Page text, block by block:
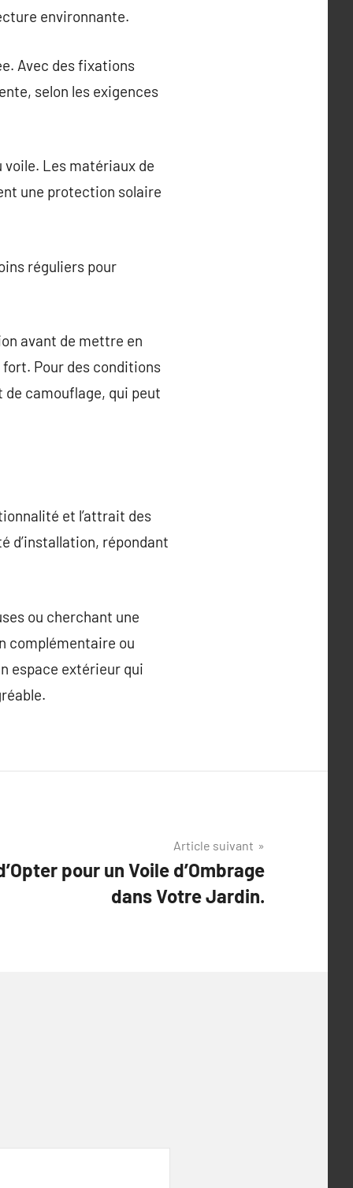
environnante.
Avec des fixations
selon les exigences
Les matériaux de
une protection solaire
réguliers pour
avant de mettre en
Pour des conditions
de camouflage, qui peut
et l’attrait des
d’installation, répondant
ou cherchant une
complémentaire ou
espace extérieur qui
Article suivant
pour un Voile d’Ombrage
dans Votre Jardin.